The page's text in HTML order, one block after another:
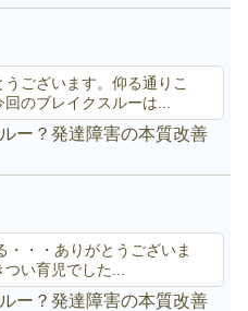
ございます。仰る通りこ
のブレイクスルーは...
ー？発達障害の本質改善
・・・ありがとうございま
い育児でした...
ー？発達障害の本質改善